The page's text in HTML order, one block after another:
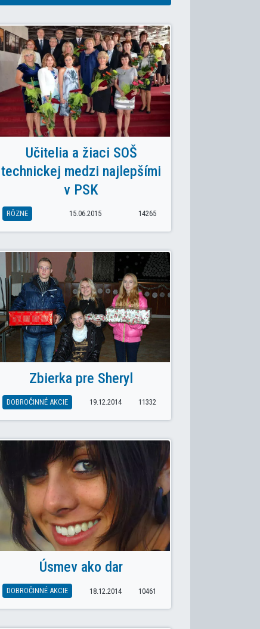
Učitelia a žiaci SOŠ
technickej medzi najlepšími
v PSK
RÔZNE 15.06.2015 14265
Zbierka pre Sheryl
DOBROČINNÉ AKCIE 19.12.2014 11332
Úsmev ako dar
DOBROČINNÉ AKCIE 18.12.2014 10461